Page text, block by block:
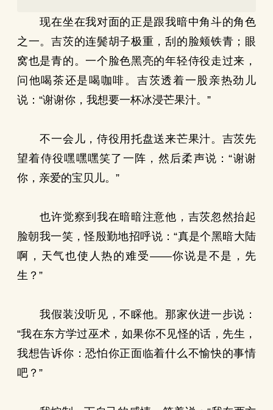
现在坐在我对面的正是跟我暗中角斗的角色
之一。吉茨的连鬓胡子极重，刮的脸颊铁青；眼
窝也是青的。一个脸色黑亮的年轻侍役走过来，
问他喝茶还是喝咖啡。吉茨透着一股亲热劲儿
说：“谢谢你，我想要一杯冰浸芒果汁。”
不一会儿，侍役用托盘送来芒果汁。吉茨先
望着侍役嘿嘿嘿笑了一阵，然后柔声说：“谢谢
你，亲爱的宝贝儿。”
也许觉察到我在暗暗注意他，吉茨忽然抬起
脸朝我一笑，怪殷勤地招呼说：“真是个黑暗大陆
啊，天气也使人热的难受——你说是不是，先
生？”
我假装没听见，不睬他。那家伙进一步说：
“我在东方学过巫术，如果你不见怪的话，先生，
我想告诉你：恐怕你正面临着什么不愉快的事情
吧？”